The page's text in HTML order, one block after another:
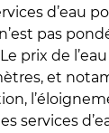
d’eau
pas
prix de
et
services